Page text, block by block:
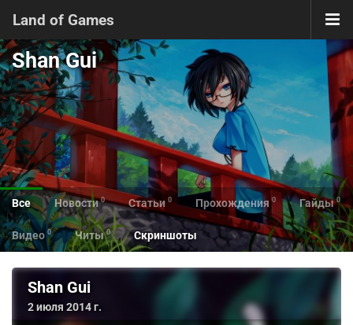
Land of Games
Shan Gui
Все Новости 0 Статьи 0 Прохождения 0 Гайды 0
Видео 0 Читы 0 Скриншоты
Shan Gui
2 июля 2014 г.